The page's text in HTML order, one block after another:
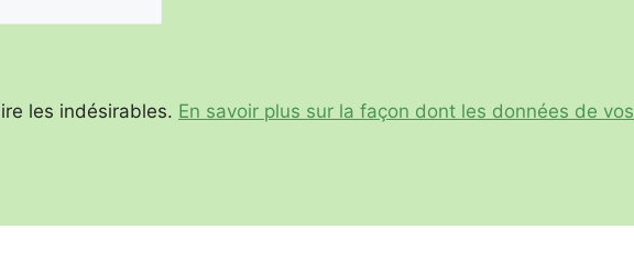
les indésirables. En savoir plus sur la façon dont les données de vos